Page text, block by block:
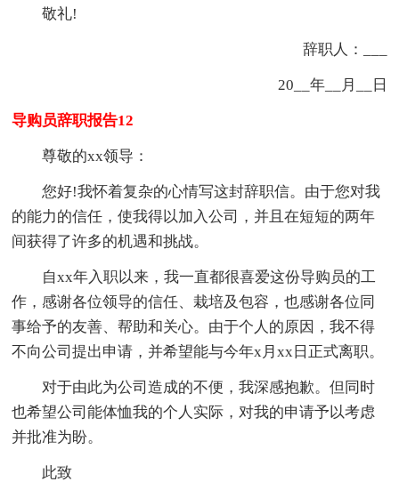
敬礼!
辞职人：___
20__年__月__日
导购员辞职报告12
尊敬的xx领导：
您好!我怀着复杂的心情写这封辞职信。由于您对我
的能力的信任，使我得以加入公司，并且在短短的两年
间获得了许多的机遇和挑战。
自xx年入职以来，我一直都很喜爱这份导购员的工
作，感谢各位领导的信任、栽培及包容，也感谢各位同
事给予的友善、帮助和关心。由于个人的原因，我不得
不向公司提出申请，并希望能与今年x月xx日正式离职。
对于由此为公司造成的不便，我深感抱歉。但同时
也希望公司能体恤我的个人实际，对我的申请予以考虑
并批准为盼。
此致